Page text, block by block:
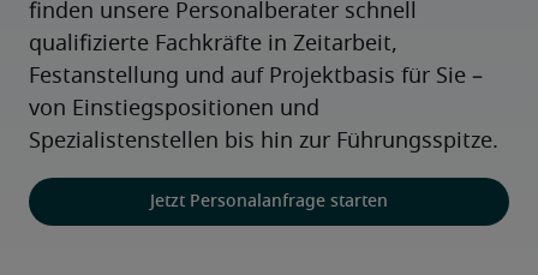
finden unsere Personalberater schnell
qualifizierte Fachkräfte in Zeitarbeit,
Festanstellung und auf Projektbasis für Sie –
von Einstiegspositionen und
Spezialistenstellen bis hin zur Führungsspitze.
Jetzt Personalanfrage starten